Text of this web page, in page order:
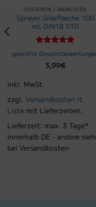
DOSIEREN / ABMESSEN
Sprayer Glasflasche 100
ml, DIN18 STD
Bewertet
geprüfte
3,99€
inkl. MwSt.
zzgl. Versandkosten lt.
Listemit Lieferzeiten.
Lieferzeit: max. 3 Tage*
innerhalb DE - andere
bei Versandkosten